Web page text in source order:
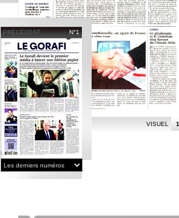
1
VISUEL
PRÉCÉDENT N°1